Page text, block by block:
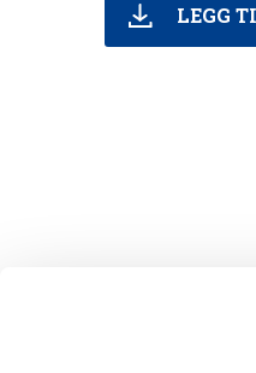
LEGG